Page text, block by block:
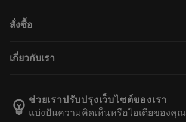
การรีไซเคิล
Tailor Made
ผู้จัดจำหน่ายและผู้เชี่ยวชาญ
คู่มือและบทช่วยสอน
สั่งซื้อ
สั่งซื้อ
ติดตามคำสั่งซื้อของคุณ
ทำใบเสนอราคา
เกี่ยวกับเรา
Manufacturing Wellness
อาชีพ
emoji_objects ช่วยเราปรับปรุงเว็บไซต์ของเรา
แบ่งปันความคิดเห็นหรือไอเดียของคุณ